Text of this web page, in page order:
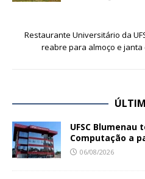
Restaurante Universitário da
reabre para almoço e janta
UFSC Blumenau
Computação a
06/08/2026